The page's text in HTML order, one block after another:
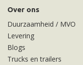
Over ons
Duurzaamheid / MVO
Levering
Blogs
Trucks en trailers